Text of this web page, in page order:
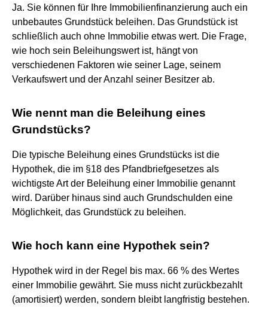
Ja. Sie können für Ihre Immobilienfinanzierung auch ein
unbebautes Grundstück beleihen. Das Grundstück ist
schließlich auch ohne Immobilie etwas wert. Die Frage,
wie hoch sein Beleihungswert ist, hängt von
verschiedenen Faktoren wie seiner Lage, seinem
Verkaufswert und der Anzahl seiner Besitzer ab.
Wie nennt man die Beleihung eines
Grundstücks?
Die typische Beleihung eines Grundstücks ist die
Hypothek, die im §18 des Pfandbriefgesetzes als
wichtigste Art der Beleihung einer Immobilie genannt
wird. Darüber hinaus sind auch Grundschulden eine
Möglichkeit, das Grundstück zu beleihen.
Wie hoch kann eine Hypothek sein?
Hypothek wird in der Regel bis max. 66 % des Wertes
einer Immobilie gewährt. Sie muss nicht zurückbezahlt
(amortisiert) werden, sondern bleibt langfristig bestehen.